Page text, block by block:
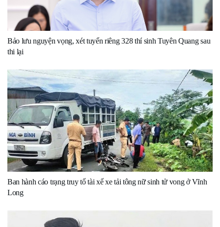
Bảo lưu nguyện vọng, xét tuyển riêng 328 thí sinh Tuyên Quang sau
thi lại
Ban hành cáo trạng truy tố tài xế xe tải tông nữ sinh tử vong ở Vĩnh
Long